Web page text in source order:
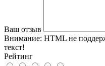
Ваш отзыв
Внимание: HTML не
текст!
Рейтинг